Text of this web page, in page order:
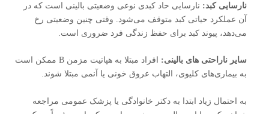
نارسایی کبد: نارسایی حاد کبدی نوعی وضعیتی بالینی است که در
آن عملکرد حیاتی کبد متوقف می‌شود. وقتی چنین وضعیتی رخ
می‌دهد، پیوند کبد برای حفظ زندگی فرد ضروری است.
سایر ناراحتی های بالینی:
افراد مبتلا به هپاتیت مزمن B ممکن است
به بیماری‌های کلیوی، التهاب عروق خونی یا آنمی مبتلا شوند.
به احتمال زیاد ابتدا به دکتر خانوادگی یا پزشک عمومی مراجعه